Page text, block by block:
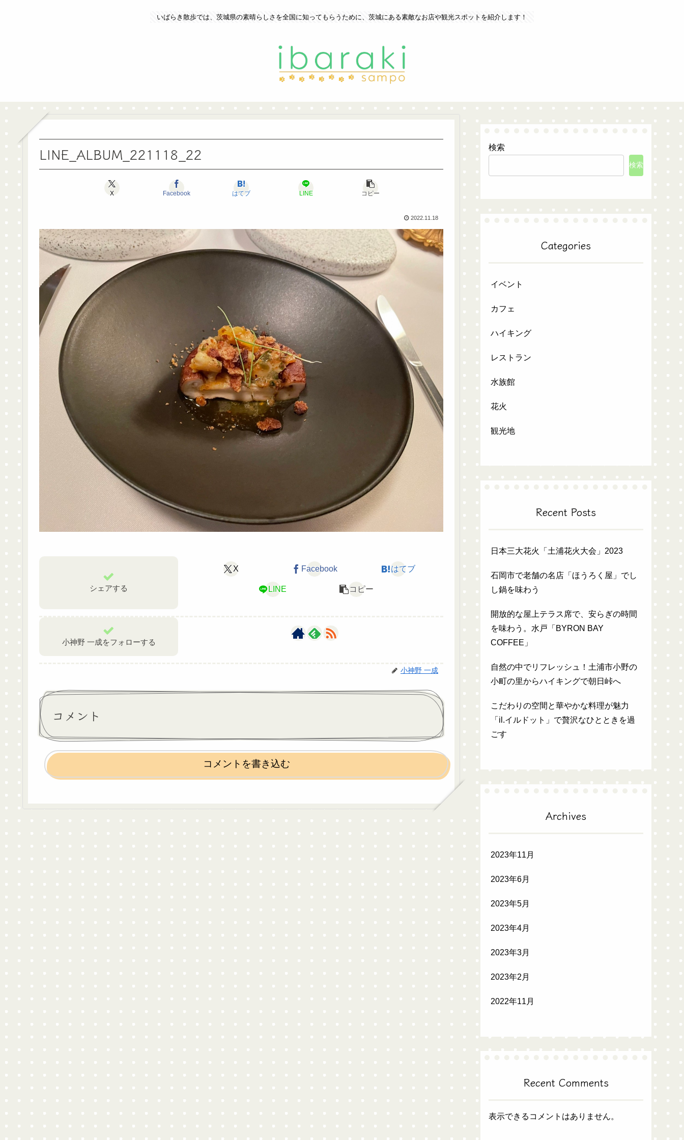
いばらき散歩では、茨城県の素晴らしさを全国に知ってもらうために、茨城にある素敵なお店や観光スポットを紹介します！
LINE_ALBUM_221118_22
X Facebook はてブ LINE コピー
2022.11.18
シェアする
X Facebook はてブ
LINE コピー
小神野 一成をフォローする
小神野 一成
コメント
コメントを書き込む
検索
検索
Categories
イベント
カフェ
ハイキング
レストラン
水族館
花火
観光地
Recent Posts
日本三大花火「土浦花火大会」2023
石岡市で老舗の名店「ほうろく屋」でし
し鍋を味わう
開放的な屋上テラス席で、安らぎの時間
を味わう。水戸「BYRON BAY
COFFEE」
自然の中でリフレッシュ！土浦市小野の
小町の里からハイキングで朝日峠へ
こだわりの空間と華やかな料理が魅力
「il.イルドット」で贅沢なひとときを過
ごす
Archives
2023年11月
2023年6月
2023年5月
2023年4月
2023年3月
2023年2月
2022年11月
Recent Comments
表示できるコメントはありません。